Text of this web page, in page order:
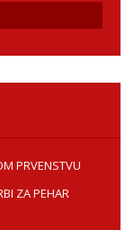
PRVENSTVU
ZA PEHAR